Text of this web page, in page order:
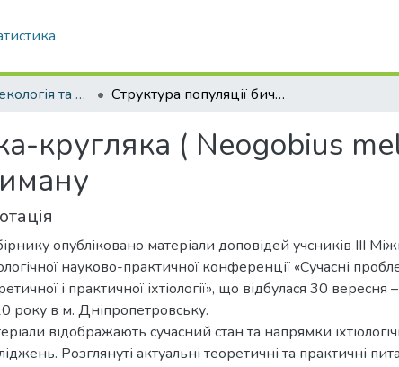
Кафедра Геоекологія та землеустрій Структура популяції бичка-кругляка ( Neogobius melanostomus) в акваторіях утлюцького лиману
кругляка ( Neogobius
опубліковано матеріали доповідей учсників ІІІ
науково-практичної конференції «Сучасні
і практичної іхтіології», що відбулася 30 вересня
року в м. Дніпропетровську.
відображають сучасний стан та напрямки
Розглянуті актуальні теоретичні та практичні